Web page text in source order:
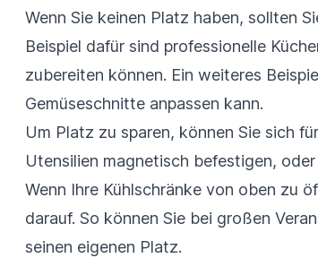
Wenn Sie keinen Platz haben, sollten
Beispiel dafür sind professionelle
zubereiten können. Ein weiteres
Gemüseschnitte anpassen kann.
Um Platz zu sparen, können Sie sich
Utensilien magnetisch befestigen,
Wenn Ihre Kühlschränke von oben zu
darauf. So können Sie bei großen
seinen eigenen Platz.